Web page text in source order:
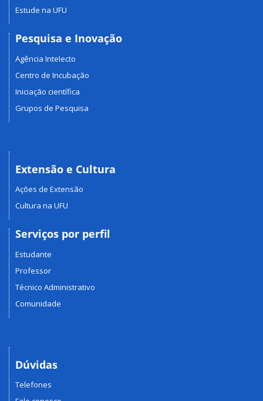
Estude na UFU
Pesquisa e Inovação
Agência Intelecto
Centro de Incubação
Iniciação científica
Grupos de Pesquisa
Extensão e Cultura
Ações de Extensão
Cultura na UFU
Serviços por perfil
Estudante
Professor
Técnico Administrativo
Comunidade
Dúvidas
Telefones